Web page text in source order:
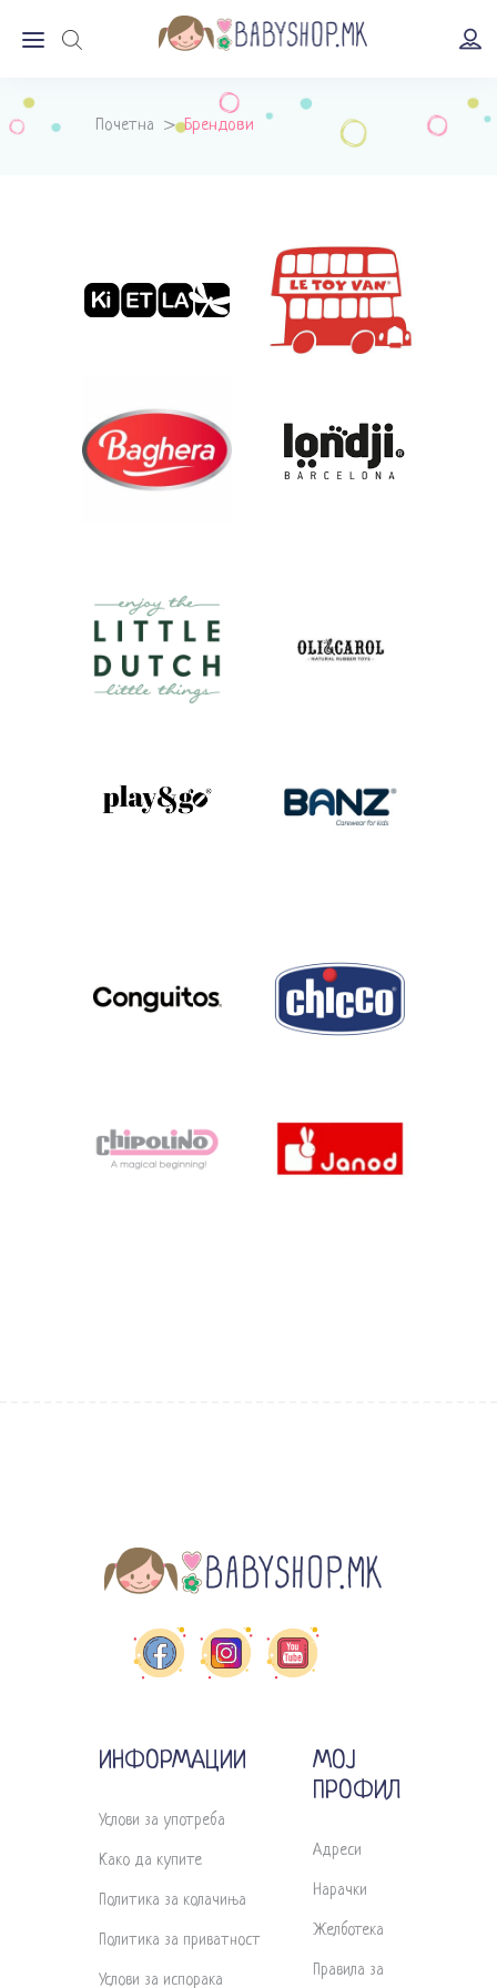
Почетна >Брендови
ИНФОРМАЦИИ
Услови за употреба
Како да купите
Политика за колачиња
Политика за приватност
Услови за испорака
МОЈ
ПРОФИЛ
Адреси
Нарачки
Желботека
Правила за